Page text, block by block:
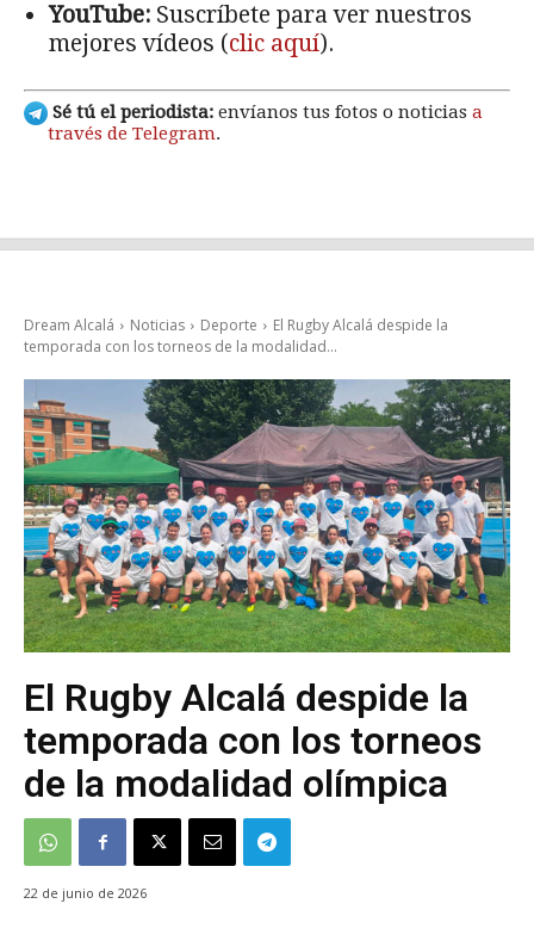
YouTube: Suscríbete para ver nuestros
mejores vídeos (clic aquí).
Sé tú el periodista: envíanos tus fotos o noticias a
través de Telegram.